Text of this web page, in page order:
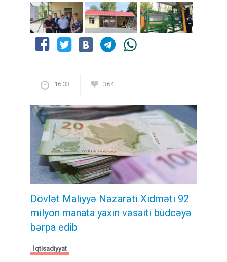
16:33 364
Dövlət Maliyyə Nəzarəti Xidməti 92
milyon manata yaxın vəsaiti büdcəyə
bərpa edib
İqtisadiyyat